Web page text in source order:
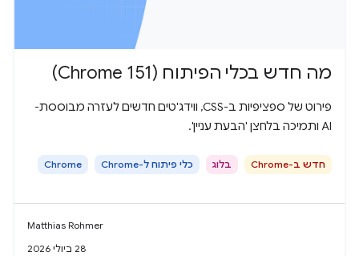
מה חדש בכלי הפיתוח (Chrome 151)
פירוט של ספציפיות ב-CSS, ווידג'טים חדשים לעזרה מבוססת-
AI ותמיכה בלחצן 'הבעת עניין'.
חדש ב-Chrome בלוג כלי פיתוח ל-Chrome Chrome
Matthias Rohmer
28 ביולי 2026